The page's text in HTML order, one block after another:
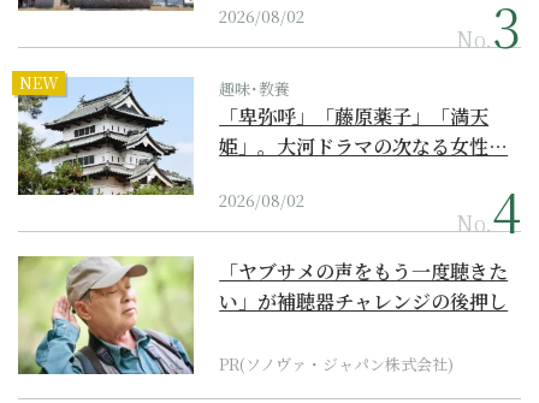
2026/08/02
No.
NEW 趣味･教養
「卑弥呼」「藤原薬子」「満天
姫」。大河ドラマの次なる女性…
2026/08/02
No.
「ヤブサメの声をもう一度聴きた
い」が補聴器チャレンジの後押し
PR(ソノヴァ・ジャパン株式会社)